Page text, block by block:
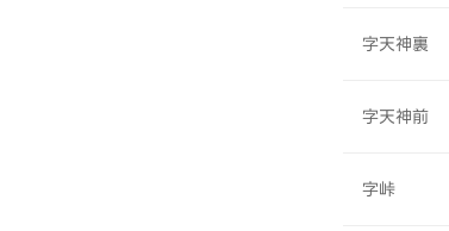
字天神裏
字天神前
字峠